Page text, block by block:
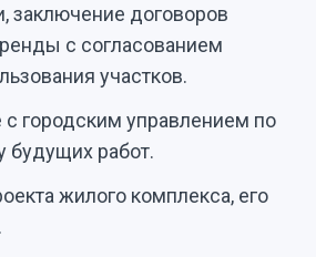
заключение договоров
с согласованием
участков.
с городским управлением по
будущих работ.
жилого комплекса, его